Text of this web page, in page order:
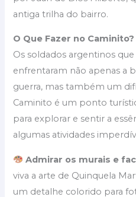
antiga trilha do bairro.
O Que Fazer no Caminito?
Os soldados argentinos
enfrentaram não apenas a
guerra, mas também um
Caminito é um ponto
para explorar e sentir a
algumas atividades
Admirar os murais e
viva a arte de Quinquela
um detalhe colorido para